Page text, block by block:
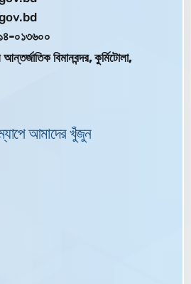
০১৩৬০০
বিমানবন্দর, কুর্মিটোলা,
আমাদের খুঁজুন